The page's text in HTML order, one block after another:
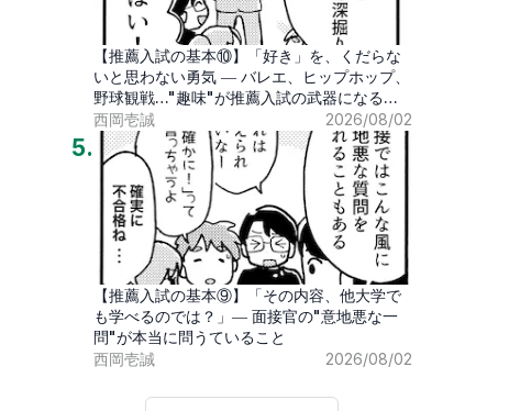
【推薦入試の基本⑩】「好き」を、くだらな
いと思わない勇気 ― バレエ、ヒップホップ、
野球観戦…"趣味"が推薦入試の武器になる時
代
西岡壱誠 2026/08/02
5.
【推薦入試の基本⑨】「その内容、他大学で
も学べるのでは？」― 面接官の"意地悪な一
問"が本当に問うていること
西岡壱誠
2026/08/02